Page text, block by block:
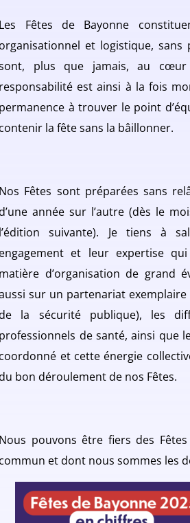
Les Fêtes de Bayonne
organisationnel et logistique,
plus que jamais, au cœur
responsabilité est ainsi à la fois
permanence à trouver le point
contenir la fête sans la bâillonner.
Nos Fêtes sont préparées sans
année sur l’autre (dès le
l’édition suivante). Je tiens à
engagement et leur expertise
matière d’organisation de grand
sur un partenariat exemplaire
la sécurité publique), les
professionnels de santé, ainsi que
coordonné et cette énergie
bon déroulement de nos Fêtes.
Nous pouvons être fiers des
commun et dont nous sommes les